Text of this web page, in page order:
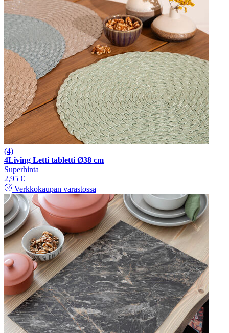
(4)
4Living Letti tabletti Ø38 cm
Superhinta
2,95 €
Verkkokaupan varastossa